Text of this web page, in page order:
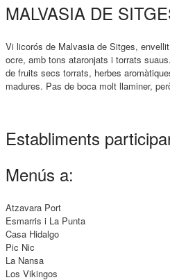
MALVASIA DE
Vi licorós de Malvasia de Sitges,
ocre, amb tons ataronjats i torrats
de fruits secs torrats, herbes
madures. Pas de boca molt llaminer,
Establiments
Menús a:
Atzavara Port
Esmarris i La Punta
Casa Hidalgo
Pic Nic
La Nansa
Los Vikingos